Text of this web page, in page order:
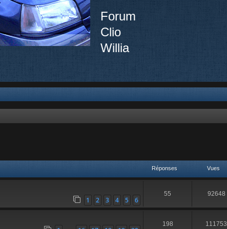
Forum
Clio
Willia
Réponses Vues
1 2 3 4 5 6
55 92648
198 111753